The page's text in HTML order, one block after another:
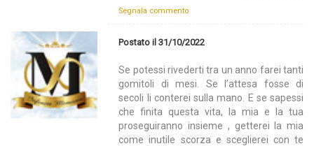
Segnala commento
Postato il 31/10/2022
Se potessi rivederti tra un anno farei tanti
gomitoli di mesi. Se l’attesa fosse di
secoli li conterei sulla mano. E se sapessi
che finita questa vita, la mia e la tua
proseguiranno insieme , getterei la mia
come inutile scorza e sceglierei con te